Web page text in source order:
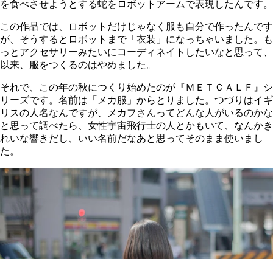
を食べさせようとする蛇をロボットアームで表現したんです。
この作品では、ロボットだけじゃなく服も自分で作ったんです
が、そうするとロボットまで「衣装」になっちゃいました。も
っとアクセサリーみたいにコーディネイトしたいなと思って、
以来、服をつくるのはやめました。
それで、この年の秋につくり始めたのが『ＭＥＴＣＡＬＦ』シ
リーズです。名前は「メカ服」からとりました。つづりはイギ
リスの人名なんですが、メカフさんってどんな人がいるのかな
と思って調べたら、女性宇宙飛行士の人とかもいて、なんかき
れいな響きだし、いい名前だなあと思ってそのまま使いまし
た。